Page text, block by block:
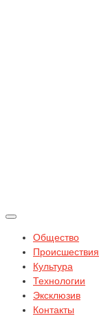
Общество
Происшествия
Культура
Технологии
Эксклюзив
Контакты